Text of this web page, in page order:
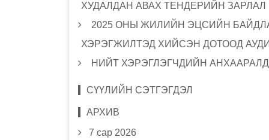
ХУДАЛДАН АВАХ ТЕНДЕРИЙН ЗАРЛАЛ
2025 ОНЫ ЖИЛИЙН ЭЦСИЙН
ХЭРЭГЖИЛТЭД ХИЙСЭН ДОТООД
НИЙТ ХЭРЭГЛЭГЧДИЙН АНХААРАЛД
СҮҮЛИЙН СЭТГЭГДЭЛ
АРХИВ
7 сар 2026